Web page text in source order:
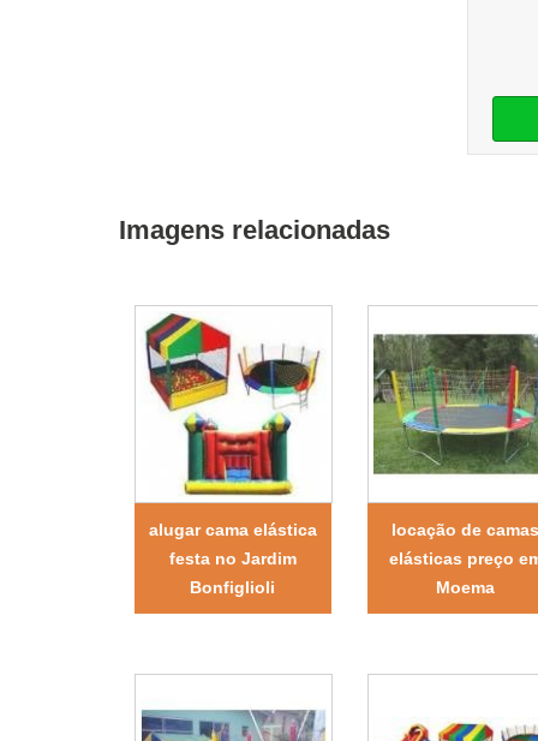
Imagens relacionadas
alugar cama elástica
festa no Jardim
Bonfiglioli
locação de
elásticas preço
Moema